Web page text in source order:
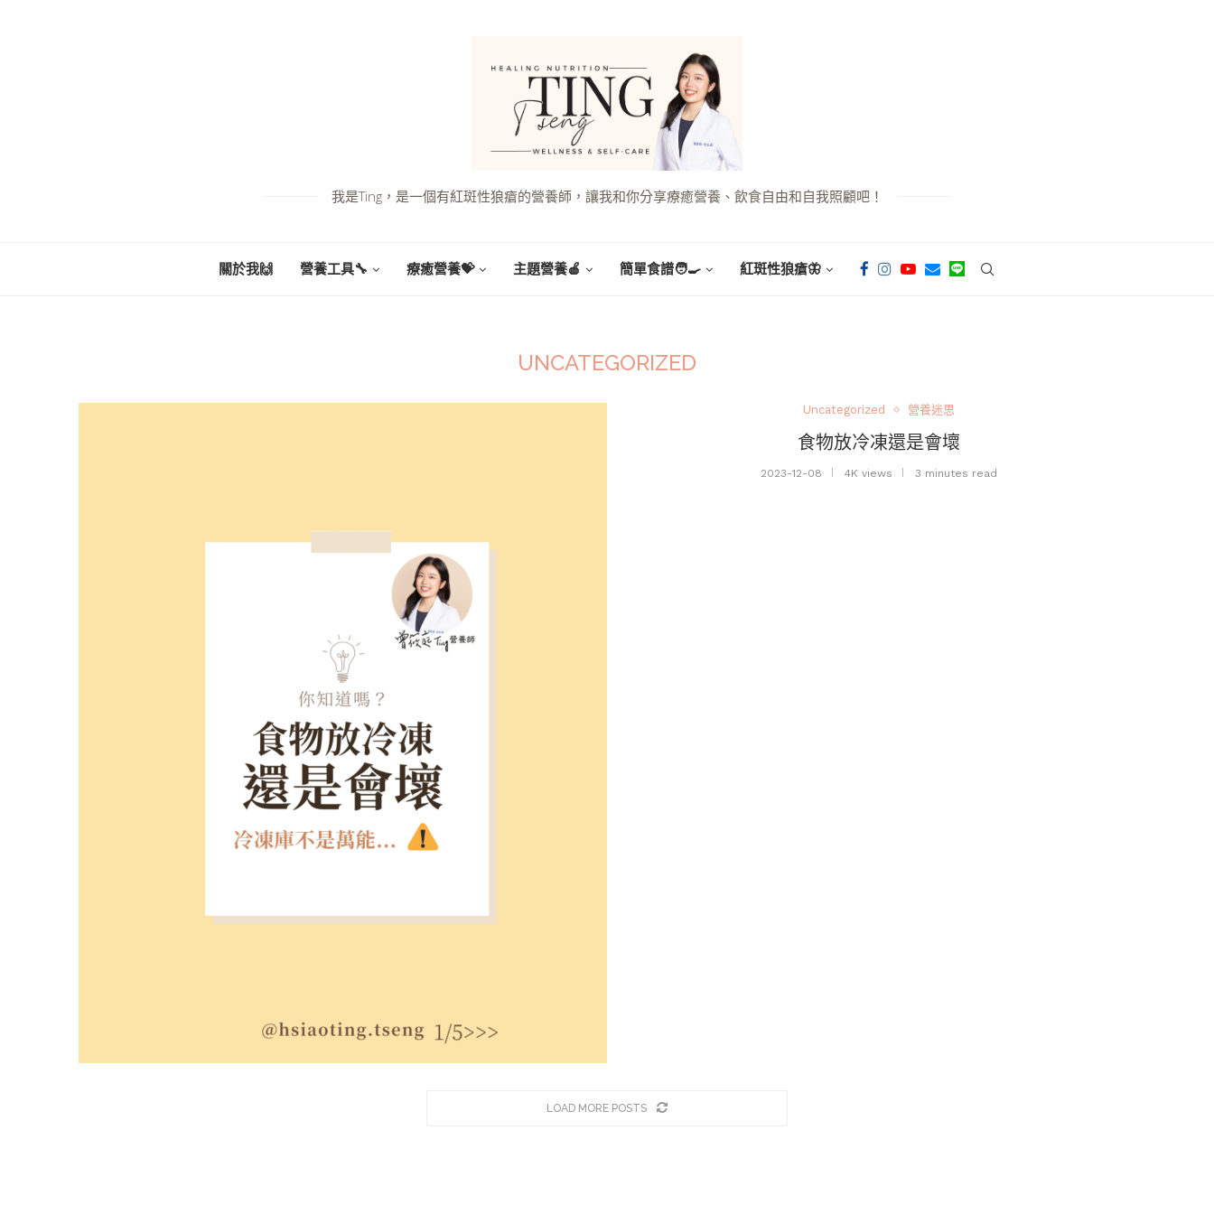
我是Ting，是一個有紅斑性狼瘡的營養師，讓我和你分享療癒營養、飲食自由和自我照顧吧！
關於我🙌 營養工具🔧 療癒營養💝 主題營養🍎 簡單食譜🧑‍🍳 紅斑性狼瘡🦋
UNCATEGORIZED
Uncategorized 營養迷思
食物放冷凍還是會壞
2023-12-08 4K views 3 minutes read
LOAD MORE POSTS